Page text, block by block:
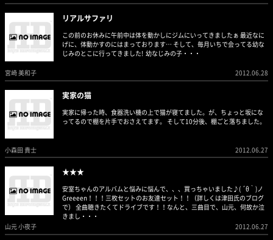
リアルサファリ
この前のお休みに午前中は体を動かしにジムにいってきましたぁ 最近なに
げに、体動かすのにはまっております… そして、毎月いちで会ってる幼な
じみのとこに行ってきました! 幼なじみの子・・・
宮崎 美和子 2012.06.28
実家の猫
実家に帰った時、食器洗い機の上で猫が寝てました。が、ちょっと坂にな
ってるので棚を片手でおさえてます。 そして10分後、棚ごと落ちました。
小森田 貴士 2012.06.27
★★★
安室ちゃんのアルバムと悩みに悩んで、、、買っちゃいました♪( ´θ｀)ノ
Greeeen！！！三枚セットのお友達セット！！（詳しくは津田氏のブログ
で） 全曲聴きたくてドライブです！！なんと、三曲目で、山元、何故か泣
きまし・・・
山元 小夜子
2012.06.27